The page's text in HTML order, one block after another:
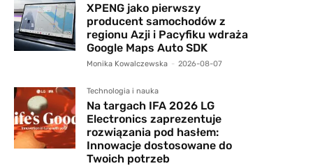
XPENG jako pierwszy
producent samochodów z
regionu Azji i Pacyfiku wdraża
Google Maps Auto SDK
Monika Kowalczewska - 2026-08-07
Technologia i nauka
Na targach IFA 2026 LG
Electronics zaprezentuje
rozwiązania pod hasłem:
Innowacje dostosowane do
Twoich potrzeb